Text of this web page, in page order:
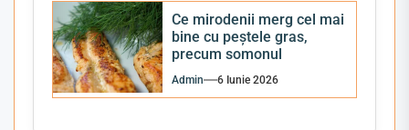
Ce mirodenii merg cel mai
bine cu peștele gras,
precum somonul
Admin 6 Iunie 2026